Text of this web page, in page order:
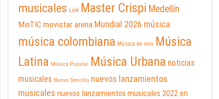
musicales Link Master Crispi Medellín
MinTIC movistar arena Mundial 2026 música
música colombiana Música en vivo Música
Latina Música Popular Música Urbana noticias
musicales Nuevo Sencillo nuevos lanzamientos
musicales nuevos lanzamientos musicales 2022 en